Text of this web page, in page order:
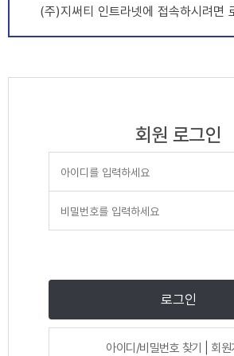
(주)지써티 인트라넷에 접속하시려면
회원 로그인
로그인
아이디/비밀번호 찾기 회원